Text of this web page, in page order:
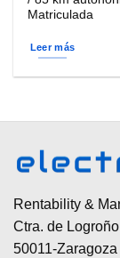
Matriculada
Leer más
Rentability &
Ctra. de
50011-Zaragoza